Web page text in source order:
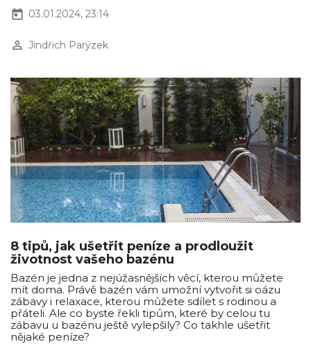
today 03.01.2024, 23:14
perm_identity Jindřich Parýzek
8 tipů, jak ušetřit peníze a prodloužit
životnost vašeho bazénu
Bazén je jedna z nejúžasnějších věcí, kterou můžete
mít doma. Právě bazén vám umožní vytvořit si oázu
zábavy i relaxace, kterou můžete sdílet s rodinou a
přáteli. Ale co byste řekli tipům, které by celou tu
zábavu u bazénu ještě vylepšily? Co takhle ušetřit
nějaké peníze?